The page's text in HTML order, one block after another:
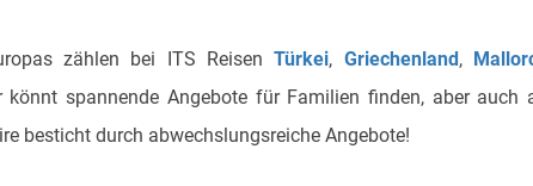
zählen bei ITS ReisenTürkei, Griechenland ,
könnt spannende Angebote für Familien finden, aber auch
besticht durch abwechslungsreiche Angebote!